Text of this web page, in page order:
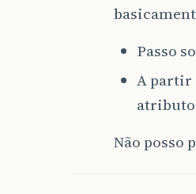
Passo
A partir
atributo
Não posso